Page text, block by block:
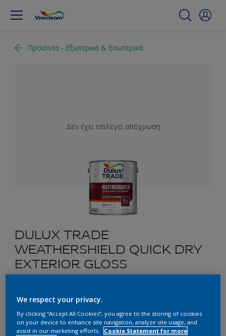
Προϊόντα - Εξωτερικά & Εσωτερικά
Δεν έχει επιλεγεί απόχρωση
DULUX TRADE
WEATHERSHIELD QUICK DRY
EXTERIOR GLOSS
Επιφάνειες
Επιλέξτε μια απόχρωση
We respect your privacy.
By clicking “Accept All Cookies”, you agree to the storing of cookies
on your device to enhance site navigation, analyze site usage, and
assist in our marketing efforts.
Cookie Statement for more